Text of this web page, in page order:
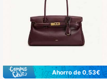
Ahorro de 0,53€